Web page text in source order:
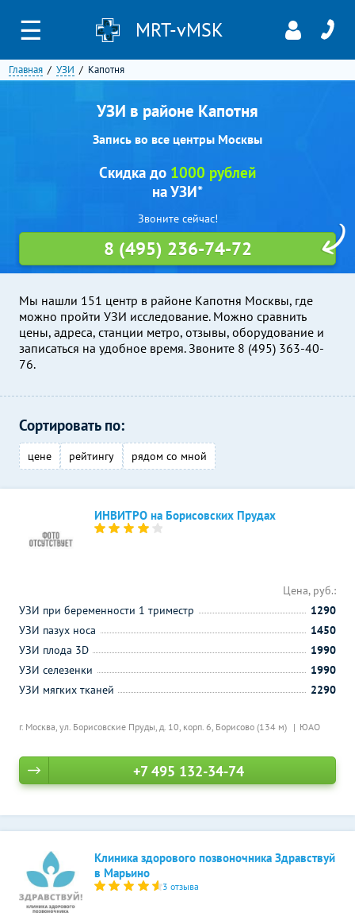
☰ MRT-vMSK
Главная УЗИ Капотня
УЗИ в районе Капотня
Запись во все центры Москвы
Мы нашли 151 центр в районе Капотня Москвы, где
можно пройти УЗИ исследование. Можно сравнить
цены, адреса, станции метро, отзывы, оборудование и
записаться на удобное время. Звоните 8 (495) 363-40-
76.
Скидка до 1000 рублей
на УЗИ*
Звоните сейчас!
8 (495) 236-74-72
Сортировать по:
цене рейтингу рядом со мной
ИНВИТРО на Борисовских Прудах
г. Москва, ул. Борисовские Пруды, д. 10, корп. 6, Борисово (134 м) ЮАО
Цена, руб.:
УЗИ при беременности 1 триместр
1290
УЗИ пазух носа
1450
УЗИ плода 3D
1990
УЗИ селезенки
1990
УЗИ мягких тканей
2290
+7 495 132-34-74
Клиника здорового позвоночника Здравствуй
в Марьино
3 отзыва